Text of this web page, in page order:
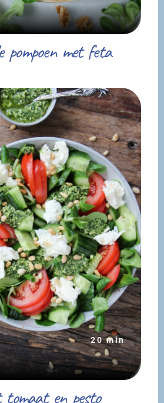
pompoen met feta
tomaat en pesto
20 min